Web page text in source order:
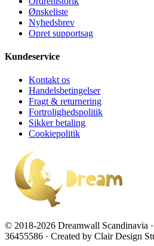
Ønskeliste
Nyhedsbrev
Opret supportsag
Kundeservice
Kontakt os
Handelsbetingelser
Fragt & returnering
Fortrolighedspolitik
Sikker betaling
Cookiepolitik
© 2018-2026 Dreamwall Scandinavia
36455586 · Created by Clair Design